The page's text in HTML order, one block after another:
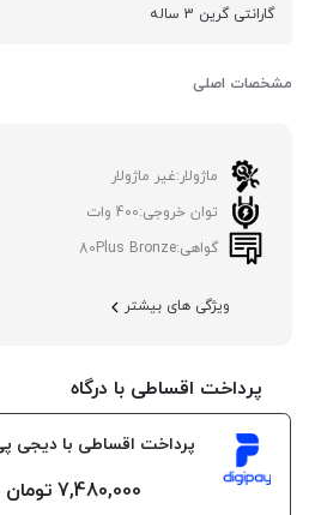
گارانتی گرین 3 ساله
مشخصات اصلی
ماژولار:غیر ماژولار
توان خروجی:400 وات
گواهی:80Plus Bronze
ویژگی های بیشتر
پرداخت اقساطی با درگاه
پرداخت اقساطی با دیجی
7,480,000 تومان